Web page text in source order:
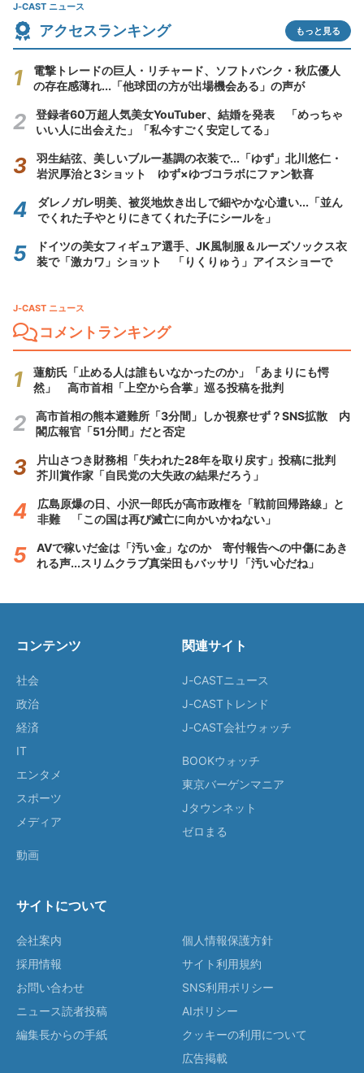
J-CAST ニュース
アクセスランキング もっと見る
電撃トレードの巨人・リチャード、ソフトバンク・秋広優人
の存在感薄れ...「他球団の方が出場機会ある」の声が
登録者60万超人気美女YouTuber、結婚を発表 「めっちゃ
いい人に出会えた」「私今すごく安定してる」
羽生結弦、美しいブルー基調の衣装で...「ゆず」北川悠仁・
岩沢厚治と3ショット ゆず×ゆづコラボにファン歓喜
ダレノガレ明美、被災地炊き出しで細やかな心遣い...「並ん
でくれた子やとりにきてくれた子にシールを」
ドイツの美女フィギュア選手、JK風制服＆ルーズソックス衣
装で「激カワ」ショット 「りくりゅう」アイスショーで
J-CAST ニュース
コメントランキング
蓮舫氏「止める人は誰もいなかったのか」「あまりにも愕
然」 高市首相「上空から合掌」巡る投稿を批判
高市首相の熊本避難所「3分間」しか視察せず？SNS拡散 内
閣広報官「51分間」だと否定
片山さつき財務相「失われた28年を取り戻す」投稿に批判
芥川賞作家「自民党の大失政の結果だろう」
広島原爆の日、小沢一郎氏が高市政権を「戦前回帰路線」と
非難 「この国は再び滅亡に向かいかねない」
AVで稼いだ金は「汚い金」なのか 寄付報告への中傷にあき
れる声...スリムクラブ真栄田もバッサリ「汚い心だね」
コンテンツ
社会
政治
経済
IT
エンタメ
スポーツ
メディア
動画
関連サイト
J-CASTニュース
J-CASTトレンド
J-CAST会社ウォッチ
BOOKウォッチ
東京バーゲンマニア
Jタウンネット
ゼロまる
サイトについて
会社案内
採用情報
お問い合わせ
ニュース読者投稿
編集長からの手紙
個人情報保護方針
サイト利用規約
SNS利用ポリシー
AIポリシー
クッキーの利用について
広告掲載